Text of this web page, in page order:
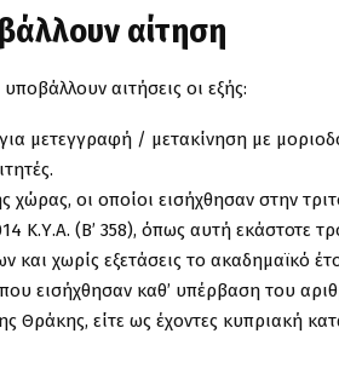
αίτηση
αιτήσεις οι εξής:
μετεγγραφή / μετακίνηση με
χώρας, οι οποίοι εισήχθησαν στην
Κ.Υ.Α. (Β’ 358), όπως αυτή εκάστοτε
χωρίς εξετάσεις το ακαδημαϊκό
εισήχθησαν καθ’ υπέρβαση του
Θράκης, είτε ως έχοντες κυπριακή